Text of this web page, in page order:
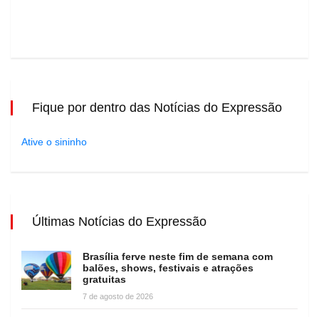
Fique por dentro das Notícias do Expressão
Ative o sininho
Últimas Notícias do Expressão
Brasília ferve neste fim de semana com
balões, shows, festivais e atrações
gratuitas
7 de agosto de 2026